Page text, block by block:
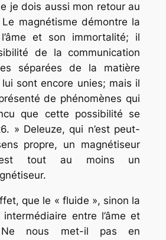
je dois aussi mon retour au
magnétisme démontre la
et son immortalité; il
de la communication
séparées de la matière
sont encore unies; mais il
de phénomènes qui
que cette possibilité se
» Deleuze, qui n’est peut-
propre, un magnétiseur
est tout au moins un
que le « fluide », sinon la
entre l’âme et
nous met-il pas en